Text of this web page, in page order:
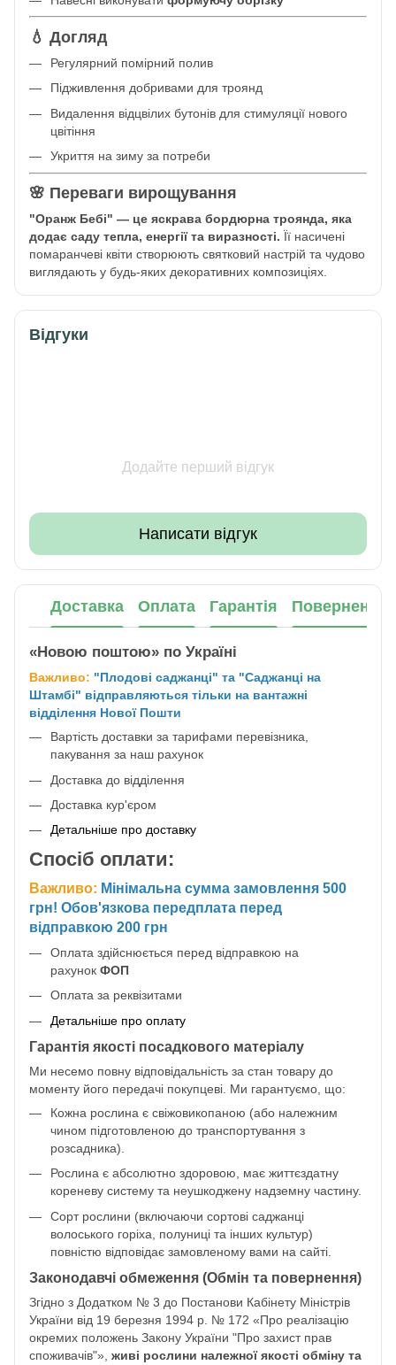
💧 Догляд
Регулярний помірний полив
Підживлення добривами для троянд
Видалення відцвілих бутонів для стимуляції нового
цвітіння
Укриття на зиму за потреби
🌸 Переваги вирощування
"Оранж Бебі" — це яскрава бордюрна троянда, яка
додає саду тепла, енергії та виразності. Її насичені
помаранчеві квіти створюють святковий настрій та чудово
виглядають у будь-яких декоративних композиціях.
Відгуки
Додайте перший відгук
Написати відгук
Доставка Оплата Гарантія Повернення
«Новою поштою» по Україні
Важливо: "Плодові саджанці" та "Саджанці на
Штамбі" відправляються тільки на вантажні
відділення Нової Пошти
Вартість доставки за тарифами перевізника,
пакування за наш рахунок
Доставка до відділення
Доставка кур'єром
Детальніше про доставку
Спосіб оплати:
Важливо: Мінімальна сумма замовлення 500
грн! Обов'язкова передплата перед
відправкою 200 грн
Оплата здійснюється перед відправкою на
рахунок ФОП
Оплата за реквізитами
Детальніше про оплату
Гарантія якості посадкового матеріалу
Ми несемо повну відповідальність за стан товару до
моменту його передачі покупцеві. Ми гарантуємо, що:
Кожна рослина є свіжовикопаною (або належним
чином підготовленою до транспортування з
розсадника).
Рослина є абсолютно здоровою, має життєздатну
кореневу систему та неушкоджену надземну частину.
Сорт рослини (включаючи сортові саджанці
волоського горіха, полуниці та інших культур)
повністю відповідає замовленому вами на сайті.
Законодавчі обмеження (Обмін та повернення)
Згідно з Додатком № 3 до Постанови Кабінету Міністрів
України від 19 березня 1994 р. № 172 «Про реалізацію
окремих положень Закону України "Про захист прав
споживачів"», живі рослини належної якості обміну та